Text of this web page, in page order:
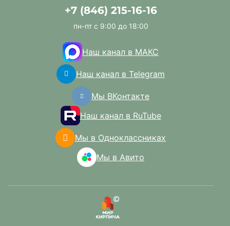
+7 (846) 215-16-16
пн-пт с 9:00 до 18:00
Наш канал в МАКС
Наш канал в Telegram
Мы ВКонтакте
Наш канал в RuTube
Мы в Одноклассниках
Мы в Авито